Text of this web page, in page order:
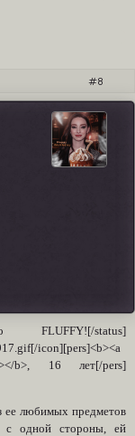
8
FLUFFY![/status]
icon][pers]<b><a
b>, 16 лет[/pers]
ее любимых предметов
с одной стороны, ей